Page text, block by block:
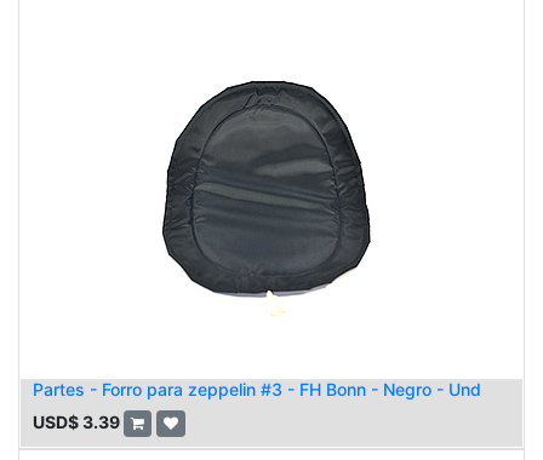
Partes - Forro para zeppelin #3 - FH Bonn - Negro - Und
USD$3.39